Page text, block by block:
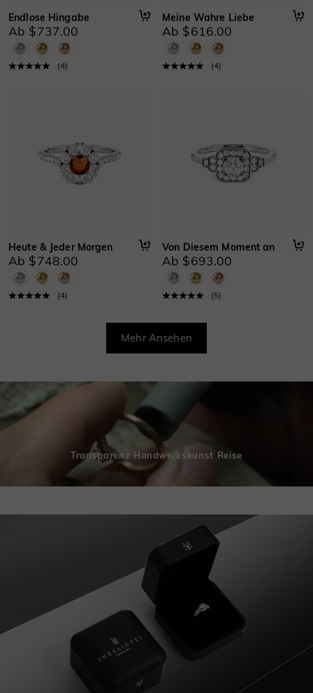
Endlose Hingabe
Ab $737.00
(4)
Meine Wahre Liebe
Ab $616.00
(4)
Heute & Jeder Morgen
Ab $748.00
(4)
Von Diesem Moment an
Ab $693.00
(5)
Mehr Ansehen
Transparenz Handwerkskunst Reise